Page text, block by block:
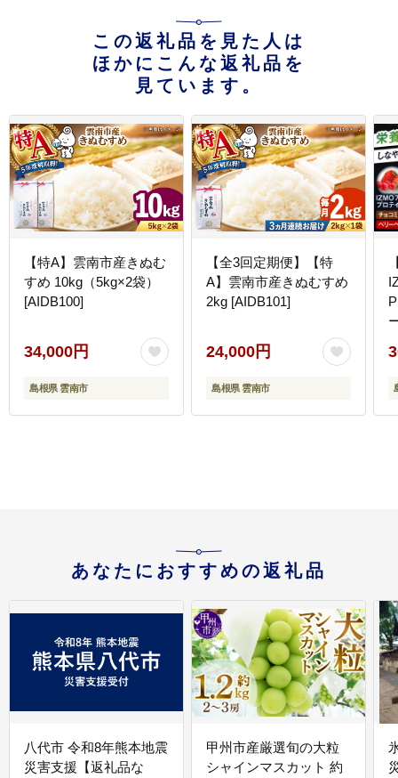
この返礼品を見た人は
ほかにこんな返礼品を
見ています。
【特A】雲南市産きぬむ
すめ 10kg（5kg×2袋）
[AIDB100]
34,000円
島根県 雲南市
【全3回定期便】【特
A】雲南市産きぬむすめ
2kg [AIDB101]
24,000円
島根県 雲南市
あなたにおすすめの返礼品
八代市 令和8年熊本地震
災害支援【返礼品な
甲州市産厳選旬の大粒
シャインマスカット 約